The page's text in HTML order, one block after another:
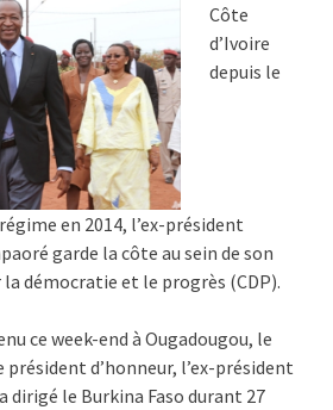
Côte
d’Ivoire
depuis le
en 2014, l’ex-président
garde la côte au sein de son
démocratie et le progrès (CDP).
ce week-end à Ougadougou, le
président d’honneur, l’ex-président
dirigé le Burkina Faso durant 27